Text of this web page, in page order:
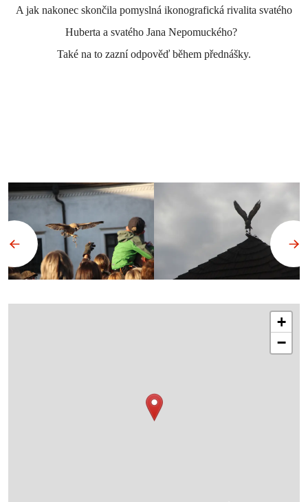
A jak nakonec skončila pomyslná ikonografická rivalita svatého
Huberta a svatého Jana Nepomuckého?
Také na to zazní odpověď během přednášky.
+
−